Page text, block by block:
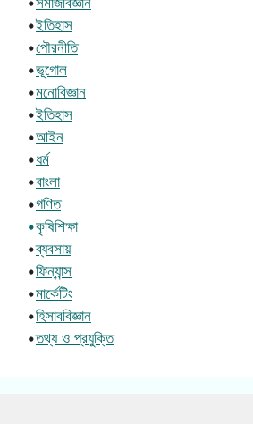
•ইতিহাস
•পৌরনীতি
•ভূগোল
•মনোবিজ্ঞান
•ইতিহাস
•আইন
•ধর্ম
•বাংলা
•গণিত
•কৃষিশিক্ষা
•ব্যবসায়
•ফিন্যান্স
•মার্কেটিং
•হিসাববিজ্ঞান
•তথ্য ও প্রযুক্তি